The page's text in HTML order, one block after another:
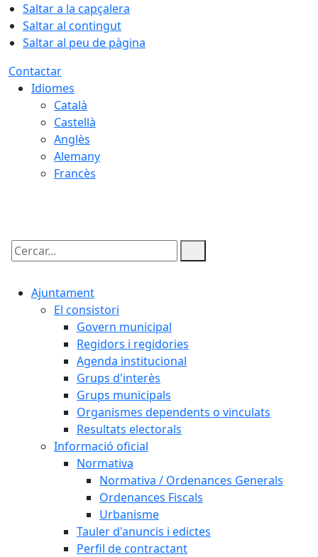
Saltar a la capçalera
Saltar al contingut
Saltar al peu de pàgina
Contactar
Idiomes
Català
Castellà
Anglès
Alemany
Francès
Cercar:
Ajuntament
El consistori
Govern municipal
Regidors i regidories
Agenda institucional
Grups d'interès
Grups municipals
Organismes dependents o vinculats
Resultats electorals
Informació oficial
Normativa
Normativa / Ordenances Generals
Ordenances Fiscals
Urbanisme
Tauler d'anuncis i edictes
Perfil de contractant